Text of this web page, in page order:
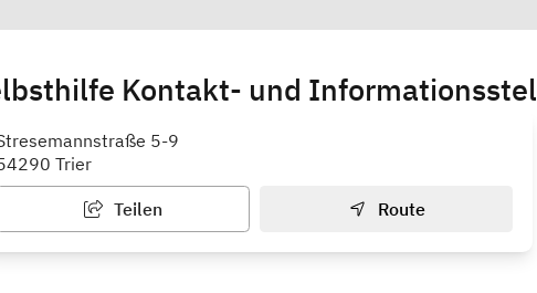
Kontakt- und
5-9
Trier
Teilen Route